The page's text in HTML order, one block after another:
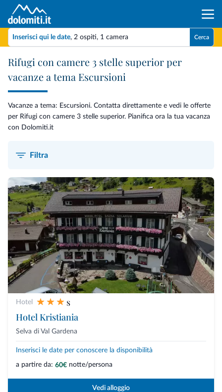
Inserisci qui le date, 2 ospiti, 1 camera Cerca
Rifugi con camere 3 stelle superior per
vacanze a tema Escursioni
Vacanze a tema: Escursioni. Contatta direttamente e vedi le offerte
per Rifugi con camere 3 stelle superior. Pianifica ora la tua vacanza
con Dolomiti.it
Filtra
Hotel
s
Hotel Kristiania
Selva di Val Gardena
Inserisci le date per conoscere la disponibilità
a partire da: 60€ notte/persona
Vedi alloggio